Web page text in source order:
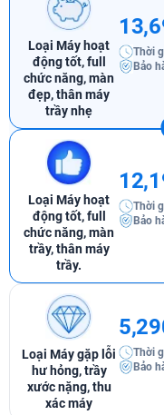
Loại Máy hoạt
động tốt, full
chức năng, màn
đẹp, thân máy
trầy nhẹ
Thời
Bảo
Loại Máy hoạt
động tốt, full
chức năng, màn
trầy, thân máy
trầy.
Thời
Bảo
Loại Máy gặp lỗi
hư hỏng, trầy
xước nặng, thu
xác máy
Thời
Bảo